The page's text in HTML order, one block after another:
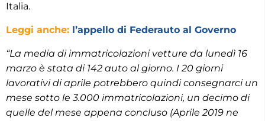
Italia.
Leggi anche: l’appello di Federauto al Governo
“La media di immatricolazioni vetture da lunedì 16
marzo è stata di 142 auto al giorno. I 20 giorni
lavorativi di aprile potrebbero quindi consegnarci un
mese sotto le 3.000 immatricolazioni, un decimo di
quelle del mese appena concluso (Aprile 2019 ne